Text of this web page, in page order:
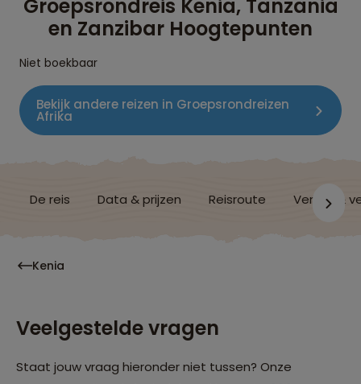
Groepsrondreis Kenia, Tanzania
en Zanzibar Hoogtepunten
Niet boekbaar
Bekijk andere reizen in Groepsrondreizen
Afrika
De reis Data & prijzen Reisroute Verblijf &
Kenia
Veelgestelde vragen
Staat jouw vraag hieronder niet tussen? Onze